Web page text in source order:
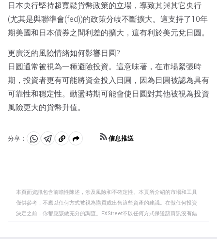
日本央行堅持超寬鬆貨幣政策的立場，導致其與其它央行
(尤其是與聯準會(fed))的政策分歧不斷擴大。這支持了10年
期美國和日本債券之間利差的擴大，這有利於美元兌日圓。
更廣泛的風險情緒如何影響日圓?
日圓通常被視為一種避險投資。這意味著，在市場緊張時
期，投資者更有可能將資金投入日圓，因為日圓被認為具有
可靠性和穩定性。動盪時期可能會使日圓對其他被視為投資
風險更大的貨幣升值。
分享：
分 分 複
板
信息推送
本頁面資訊包含前瞻性陳述，涉及風險和不確定性。本頁所介紹的市場和工具
僅供參考，不應以任何方式被視為購買或出售這些資產的建議。在做任何投資
決定之前，你都應該做充分的調查。FXStreet不以任何方式保證該資訊沒有錯